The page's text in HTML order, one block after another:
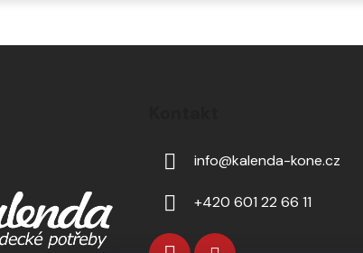
info@kalenda-kone.cz
+420 601 22 66 11